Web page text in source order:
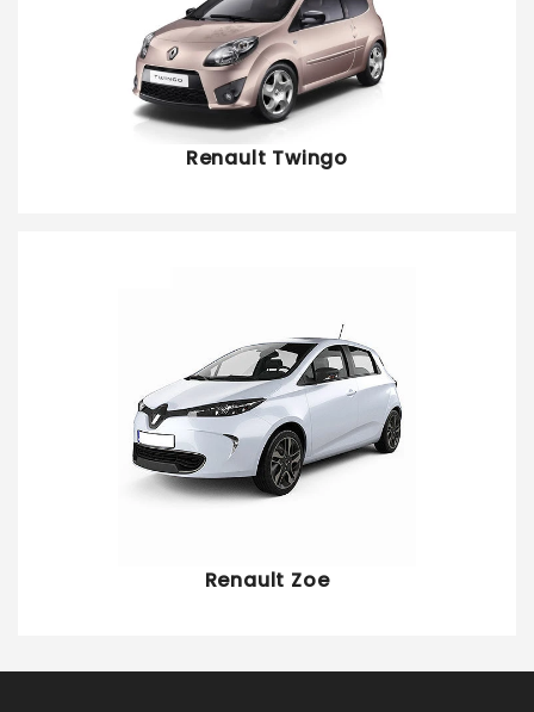
Renault Twingo
Renault Zoe